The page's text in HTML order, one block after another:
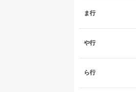
ま行
や行
ら行